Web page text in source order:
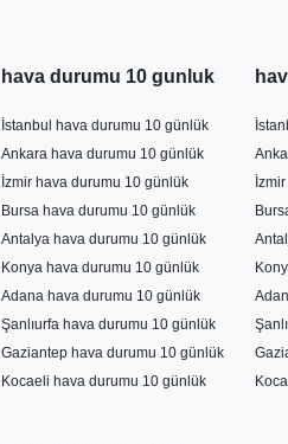
hava durumu 10 gunluk
İstanbul hava durumu 10 günlük
Ankara hava durumu 10 günlük
İzmir hava durumu 10 günlük
Bursa hava durumu 10 günlük
Antalya hava durumu 10 günlük
Konya hava durumu 10 günlük
Adana hava durumu 10 günlük
Şanlıurfa hava durumu 10 günlük
Gaziantep hava durumu 10 günlük
Kocaeli hava durumu 10 günlük